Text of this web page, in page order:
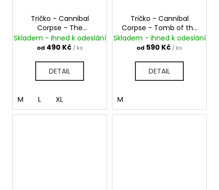
Tričko - Cannibal
Corpse - The
Wretched Spawn
Skladem - ihned k odeslání
od 490 Kč / ks
DETAIL
M L XL
Tričko - Cannibal
Corpse - Tomb of the
Mutilated
Skladem - ihned k odeslání
od 590 Kč / ks
DETAIL
M